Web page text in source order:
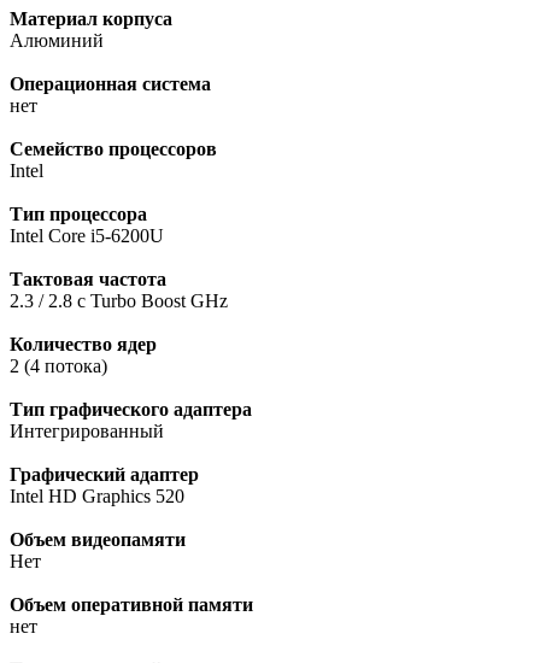
Материал корпуса
Алюминий
Операционная система
нет
Семейство процессоров
Intel
Тип процессора
Intel Core i5-6200U
Тактовая частота
2.3 / 2.8 с Turbo Boost GHz
Количество ядер
2 (4 потока)
Тип графического адаптера
Интегрированный
Графический адаптер
Intel HD Graphics 520
Объем видеопамяти
Нет
Объем оперативной памяти
нет